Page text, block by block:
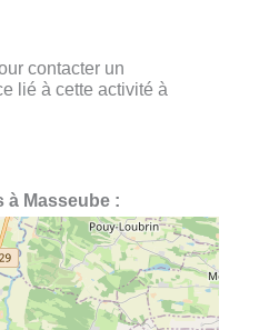
contacter un
lié à cette activité à
à Masseube :